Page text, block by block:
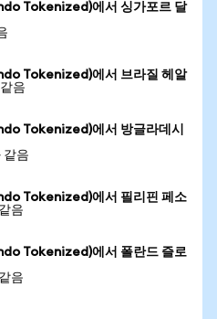
Tokenized)에서 싱가포르 달
Tokenized)에서 브라질 헤알
음
Tokenized)에서 방글라데시
같음
Tokenized)에서 필리핀 페소
음
Tokenized)에서 폴란드 즐로
음